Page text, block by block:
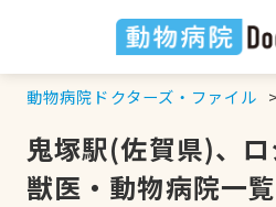
動物病院ドクターズ・ファイル
鬼塚駅(佐賀県)、
獣医・動物病院一覧